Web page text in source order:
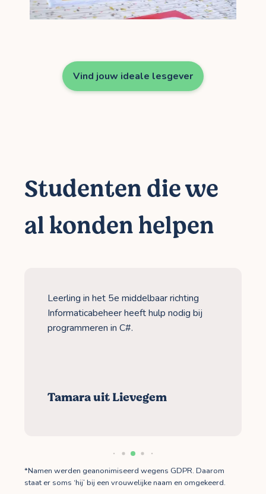
Vind jouw ideale lesgever
Studenten die we
al konden helpen
Leerling in het 5e middelbaar richting
Informaticabeheer heeft hulp nodig bij
programmeren in C#.
Tamara uit Lievegem
*Namen werden geanonimiseerd wegens GDPR. Daarom
staat er soms ‘hij’ bij een vrouwelijke naam en omgekeerd.